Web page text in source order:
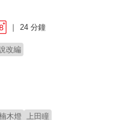
24 分鐘
改編
木燈 上田瞳